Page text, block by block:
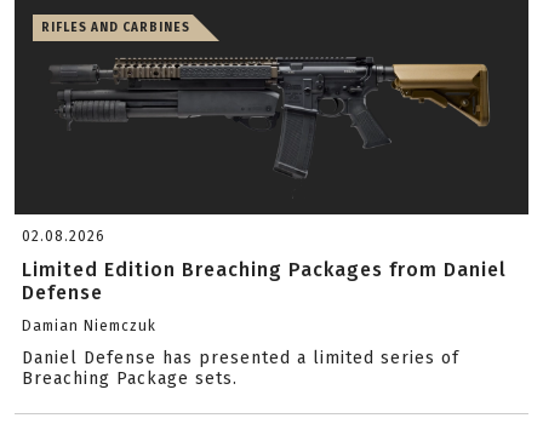
RIFLES AND CARBINES
02.08.2026
Limited Edition Breaching Packages from Daniel
Defense
Damian Niemczuk
Daniel Defense has presented a limited series of
Breaching Package sets.